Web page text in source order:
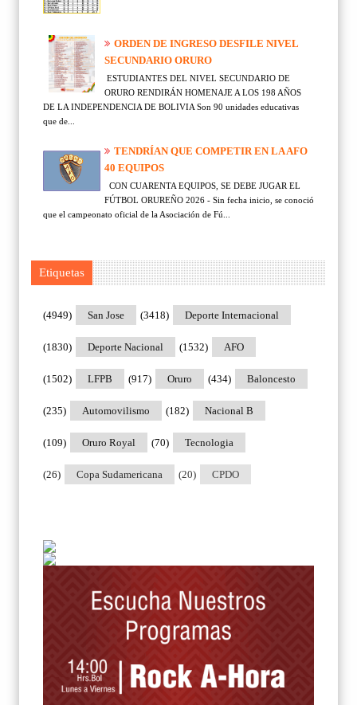
ORDEN DE INGRESO DESFILE NIVEL
SECUNDARIO ORURO
ESTUDIANTES DEL NIVEL SECUNDARIO DE
ORURO RENDIRÁN HOMENAJE A LOS 198 AÑOS
DE LA INDEPENDENCIA DE BOLIVIA Son 90 unidades educativas
que de...
TENDRÍAN QUE COMPETIR EN LA AFO
40 EQUIPOS
CON CUARENTA EQUIPOS, SE DEBE JUGAR EL
FÚTBOL ORUREÑO 2026 - Sin fecha inicio, se conoció
que el campeonato oficial de la Asociación de Fú...
Etiquetas
San Jose
(4949) Deporte Internacional
(3418)
Deporte Nacional
(1830) AFO
(1532)
LFPB
(1502) Oruro
(917) Baloncesto
(434)
Automovilismo
(235) Nacional B
(182)
Oruro Royal
(109) Tecnologia
(70)
Copa Sudamericana
(26) CPDO
(20)